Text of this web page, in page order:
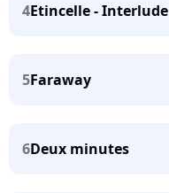
4Etincelle - Interlude
5Faraway
6Deux minutes